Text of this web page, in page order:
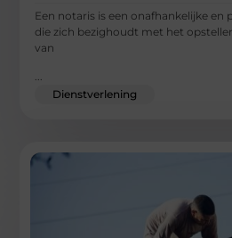
Een notaris is een onafhankelijke en
die zich bezighoudt met het
van
...
Dienstverlening